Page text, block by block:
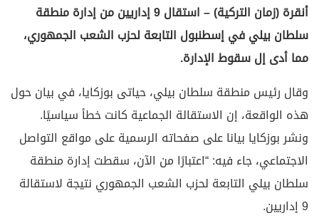
أنقرة (زمان التركية) – استقال 9 إداريين من إدارة منطقة
سلطان بيلي في إسطنبول التابعة لحزب الشعب الجمهوري،
مما أدى إل سقوط الإدارة.
وقال رئيس منطقة سلطان بيلي، حياتى بوزكايا، في بيان حول
هذه الواقعة، إن الاستقالة الجماعية كانت خطأ سياسيًا.
ونشر بوزكايا بيانا على صفحاته الرسمية على مواقع التواصل
الاجتماعي، جاء فيه: “اعتبارًا من الآن، سقطت إدارة منطقة
سلطان بيلي التابعة لحزب الشعب الجمهوري نتيجة لاستقالة
9 إداريين.